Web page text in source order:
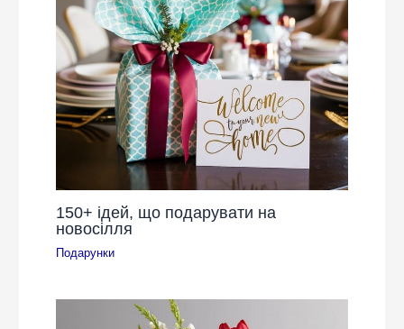
150+ ідей, що подарувати на
новосілля
Подарунки